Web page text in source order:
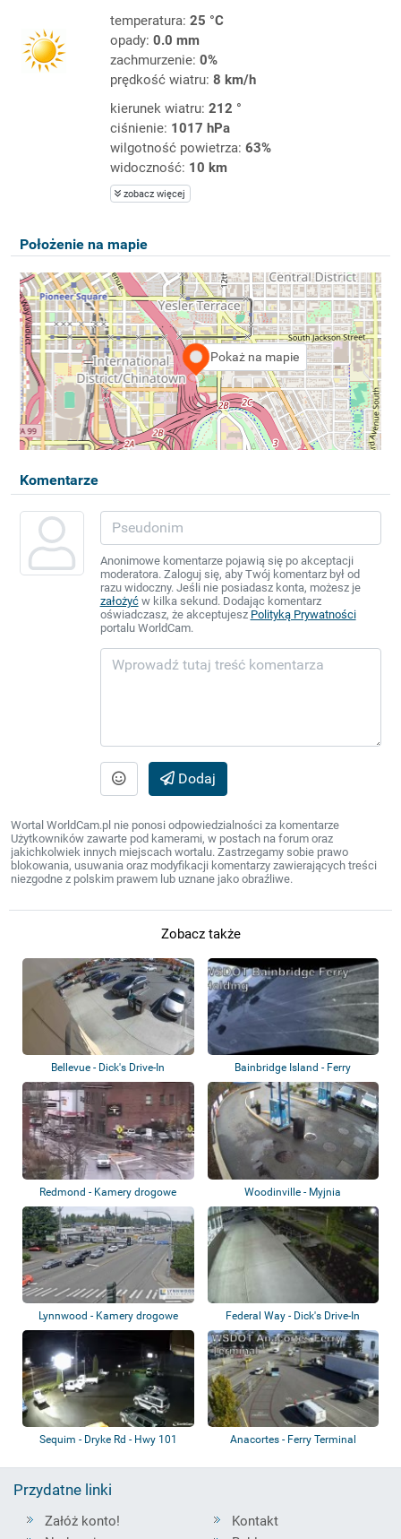
temperatura: 25 °C
opady: 0.0 mm
zachmurzenie: 0%
prędkość wiatru: 8 km/h
kierunek wiatru: 212 °
ciśnienie: 1017 hPa
wilgotność powietrza: 63%
widoczność: 10 km
zobacz więcej
Położenie na mapie
Pokaż na mapie
Komentarze
Anonimowe komentarze pojawią się po akceptacji
moderatora. Zaloguj się, aby Twój komentarz był od
razu widoczny. Jeśli nie posiadasz konta, możesz je
założyćw kilka sekund. Dodając komentarz
oświadczasz, że akceptujesz Polityką Prywatności
portalu WorldCam.
Dodaj
Wortal WorldCam.pl nie ponosi odpowiedzialności za komentarze
Użytkowników zawarte pod kamerami, w postach na forum oraz
jakichkolwiek innych miejscach wortalu. Zastrzegamy sobie prawo
blokowania, usuwania oraz modyfikacji komentarzy zawierających treści
niezgodne z polskim prawem lub uznane jako obraźliwe.
Zobacz także
Bellevue - Dick's Drive-In Bainbridge Island - Ferry
Redmond - Kamery drogowe
Woodinville - Myjnia
samochodowa
Lynnwood - Kamery drogowe Federal Way - Dick's Drive-In
Sequim - Dryke Rd - Hwy 101 Anacortes - Ferry Terminal
Przydatne linki
Załóż konto!
Kontakt